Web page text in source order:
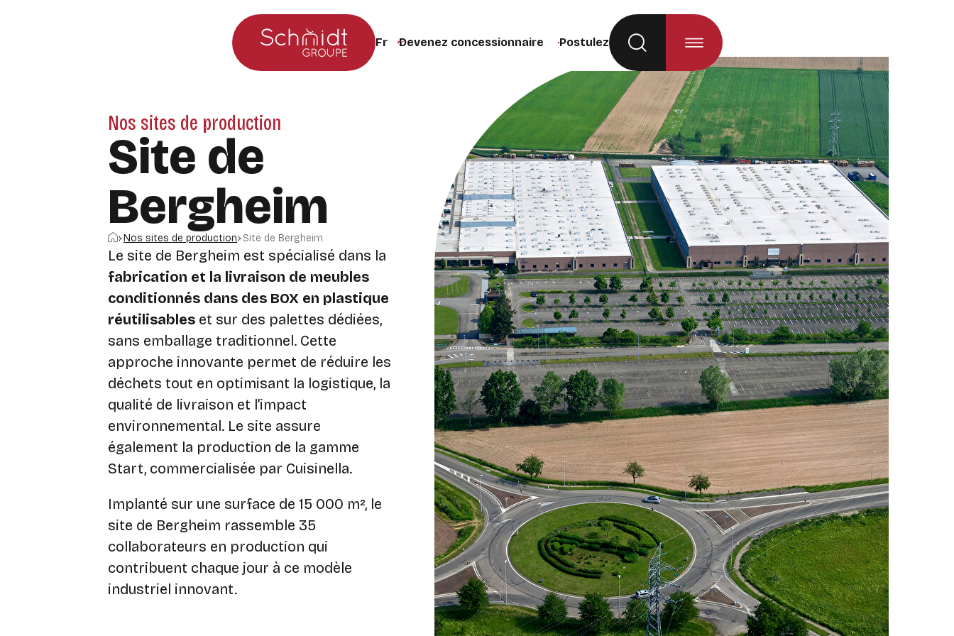
Changer la langue du site (recharge la page lors de la sélection)
Devenez concessionnaire Postulez
Nos sites de production
Site de
Bergheim
Accueil
Nos sites de production Site de Bergheim
Le site de Bergheim est spécialisé dans la
fabrication et la livraison de meubles
conditionnés dans des BOX en plastique
réutilisables et sur des palettes dédiées,
sans emballage traditionnel. Cette
approche innovante permet de réduire les
déchets tout en optimisant la logistique, la
qualité de livraison et l’impact
environnemental. Le site assure
également la production de la gamme
Start, commercialisée par Cuisinella.
Implanté sur une surface de 15 000 m², le
site de Bergheim rassemble 35
collaborateurs en production qui
contribuent chaque jour à ce modèle
industriel innovant.